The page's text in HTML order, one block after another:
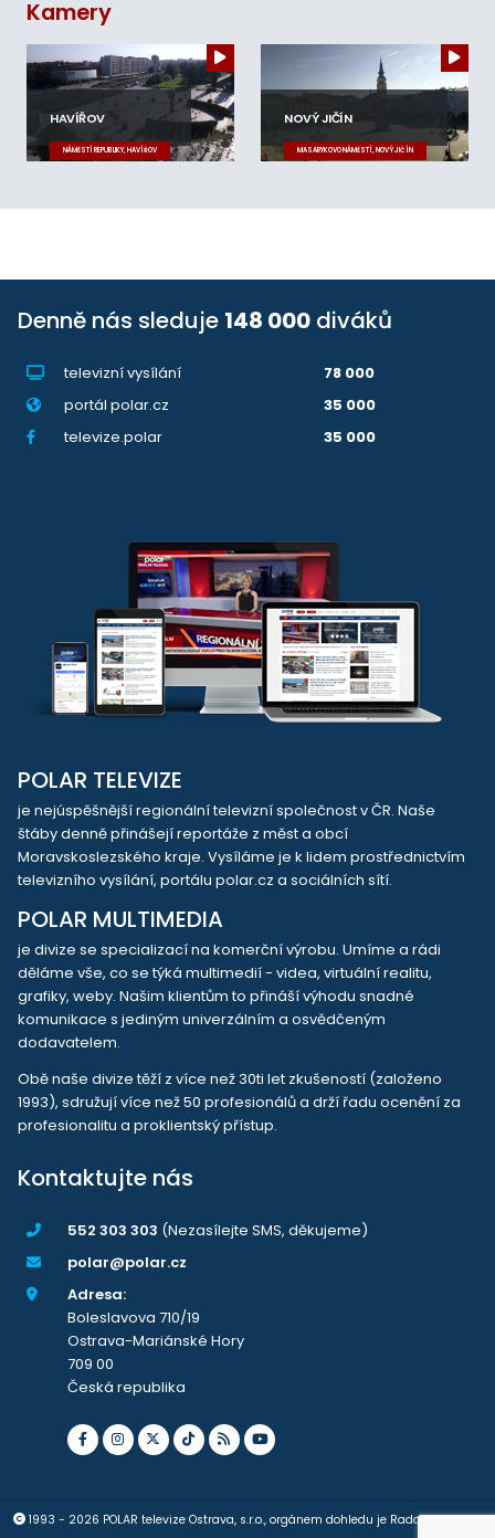
Kamery
HAVÍŘOV
NÁMĚSTÍ REPUBLIKY, HAVÍŘOV
NOVÝ JIČÍN
MASARYKOVO NÁMĚSTÍ, NOVÝ JIČÍN
Denně nás sleduje 148 000 diváků
televizní vysílání
78 000
portál polar.cz
35 000
televize.polar
35 000
POLAR TELEVIZE
je nejúspěšnější regionální televizní společnost v ČR. Naše
štáby denně přinášejí reportáže z měst a obcí
Moravskoslezského kraje. Vysíláme je k lidem prostřednictvím
televizního vysílání, portálu polar.cz a sociálních sítí.
POLAR MULTIMEDIA
je divize se specializací na komerční výrobu. Umíme a rádi
děláme vše, co se týká multimedií - videa, virtuální realitu,
grafiky, weby. Našim klientům to přináší výhodu snadné
komunikace s jediným univerzálním a osvědčeným
dodavatelem.
Obě naše divize těží z více než 30ti let zkušeností (založeno
1993), sdružují více než 50 profesionálů a drží řadu ocenění za
profesionalitu a proklientský přístup.
Kontaktujte nás
552 303 303 (Nezasílejte SMS, děkujeme)
polar@polar.cz
Adresa:
Boleslavova 710/19
Ostrava-Mariánské Hory
709 00
Česká republika
1993 - 2026 POLAR televize Ostrava, s.r.o., orgánem dohledu je Rada pro